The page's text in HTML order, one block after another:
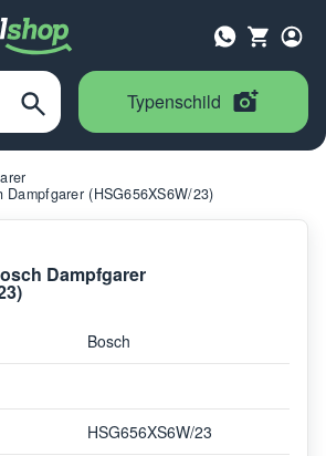
Typenschild
Dampfgarer (HSG656XS6W/23)
Dampfgarer
Bosch
HSG656XS6W/23